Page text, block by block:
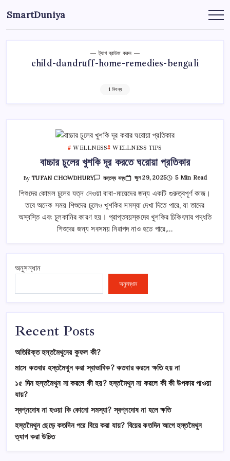
লেখায়
যান
SmartDuniya
Be
&
ট্যাগ ব্রাউজ করুন
child-dandruff-home-remedies-bengali
1 নিবন্ধ
WELLNESS WELLNESS TIPS
বাচ্চার চুলের খুশকি দূর করতে ঘরোয়া প্রতিকার
ByTUFAN CHOWDHURY
বাচ্চার
চুলের
খুশকি
দূর
করতে
ঘরোয়া
প্রতিকার
মন্তব্য বন্ধ জুন 29, 2025 5 Min Read
শিশুদের কোমল চুলের যত্ন নেওয়া বাবা-মায়েদের জন্য একটি গুরুত্বপূর্ণ কাজ।
তবে অনেক সময় শিশুদের চুলেও খুশকির সমস্যা দেখা দিতে পারে, যা তাদের
অস্বস্তি এবং চুলকানির কারণ হয়। প্রাপ্তবয়স্কদের খুশকির চিকিৎসার পদ্ধতি
শিশুদের জন্য সবসময় নিরাপদ নাও হতে পারে,…
অনুসন্ধান
অনুসন্ধান
Recent Posts
অতিরিক্ত হস্তমৈথুনের কুফল কী?
মাসে কতবার হস্তমৈথুন করা স্বাভাবিক? কতবার করলে ক্ষতি হয় না
১৫ দিন হস্তমৈথুন না করলে কী হয়? হস্তমৈথুন না করলে কী কী উপকার পাওয়া
যায়?
স্বপ্নদোষ না হওয়া কি কোনো সমস্যা? স্বপ্নদোষ না হলে ক্ষতি
হস্তমৈথুন ছেড়ে কতদিন পরে বিয়ে করা যায়? বিয়ের কতদিন আগে হস্তমৈথুন
ত্যাগ করা উচিত